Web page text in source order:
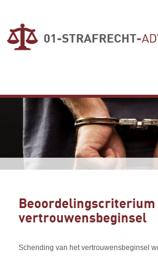
Beoordelingscriterium
vertrouwensbeginsel
Schending van het vertrouwensbeginsel